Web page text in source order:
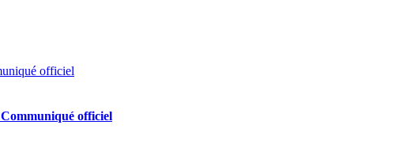
officiel